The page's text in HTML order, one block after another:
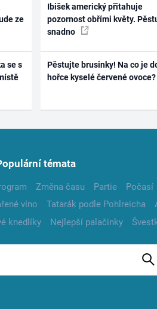
ze
se s
Ibišek americký přitahuje
pozornost obřími květy.
snadno
Pěstujte brusinky! Na co je
hořce kyselé červené ovoce?
témata
Změna času Partie Počasí
víno Tatarák podle Pohlreicha
knedlíky Nejlepší palačinky